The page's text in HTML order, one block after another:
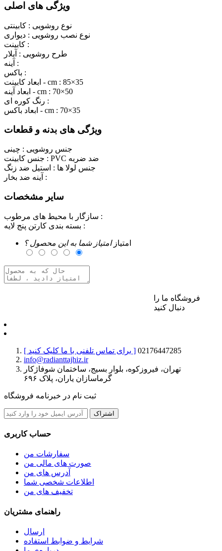
ویژگی های اصلی
نوع روشویی : کابینتی
نوع نصب روشویی : دیواری
کابینت :
طرح روشویی : آیلار
آینه :
باکس :
ابعاد کابینت - cm : 85×35
ابعاد آینه - cm : 70×50
رنگ کوره ای :
ابعاد باکس - cm : 70×35
ویژگی های بدنه و قطعات
جنس روشویی : چینی
جنس کابینت :
PVC ضد ضربه
جنس لولا ها : استیل ضد زنگ
آینه ضد بخار :
سایر مشخصات
سازگار با محیط های مرطوب :
بسته بندی کارتن پنج لایه :
امتیازامتیاز شما به این محصول ؟
فروشگاه ما را
دنبال کنید
[ برای تماس تلفنی با ما کلیک کنید ] 02176447285
info@radianttajhiz.ir
تهران، فیروزکوه، بلوار بسیج، ساختمان شوفاژکار
گرماسازان یاران، پلاک ۶۹۶
ثبت نام در خبرنامه فروشگاه
اشتراک
حساب کاربری
سفارشات من
صورت های مالی من
آدرس های من
اطلاعات شخصی شما
تخفیف های من
راهنمای مشتریان
ارسال
شرایط و ضوابط استفاده